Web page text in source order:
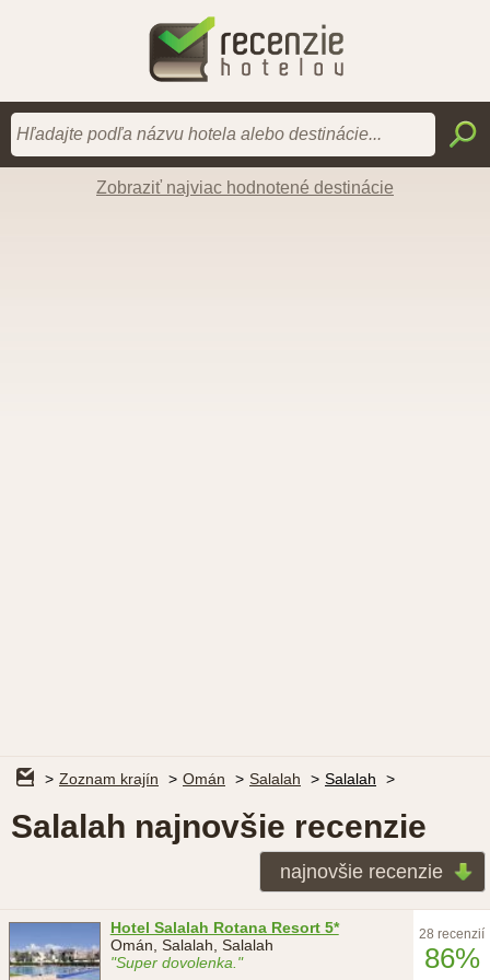
Zobraziť najviac hodnotené destinácie
Zoznam krajín Omán Salalah Salalah
Salalah najnovšie recenzie
najnovšie recenzie
Hotel Salalah Rotana Resort 5*
Omán, Salalah, Salalah
"Super dovolenka."
28 recenzií
86%